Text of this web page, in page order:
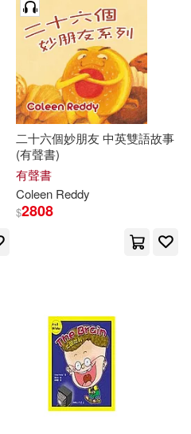
二十六個妙朋友 中英雙語故事
(有聲書)
有聲書
Coleen Reddy
$2808